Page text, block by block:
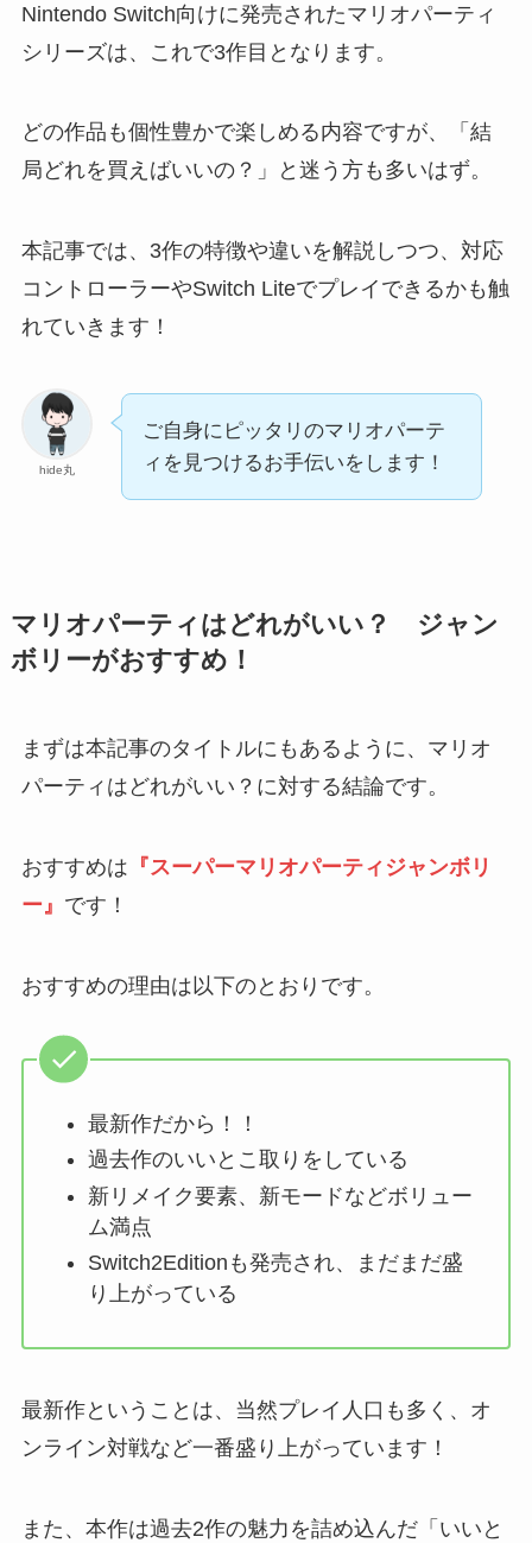
Nintendo Switch向けに発売されたマリオパーティ
シリーズは、これで3作目となります。
どの作品も個性豊かで楽しめる内容ですが、「結
局どれを買えばいいの？」と迷う方も多いはず。
本記事では、3作の特徴や違いを解説しつつ、対応
コントローラーやSwitch Liteでプレイできるかも触
れていきます！
hide丸
ご自身にピッタリのマリオパーテ
ィを見つけるお手伝いをします！
マリオパーティはどれがいい？ ジャン
ボリーがおすすめ！
まずは本記事のタイトルにもあるように、マリオ
パーティはどれがいい？に対する結論です。
おすすめは 『スーパーマリオパーティジャンボリ
ー』 です！
おすすめの理由は以下のとおりです。
最新作だから！！
過去作のいいとこ取りをしている
新リメイク要素、新モードなどボリュー
ム満点
Switch2Editionも発売され、まだまだ盛
り上がっている
最新作ということは、当然プレイ人口も多く、オ
ンライン対戦など一番盛り上がっています！
また、本作は過去2作の魅力を詰め込んだ「いいと